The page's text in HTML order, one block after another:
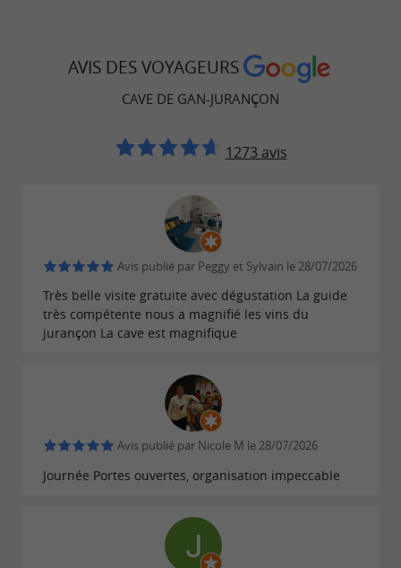
et de gastronomie !
Cave est idéalement située et facilement
pique-nique et son aire de service pour les
camping-cars. Soucieuse de faire valoir une
viticulture responsable et tournée vers l’avenir,
nous mettons en œuvre tout notre savoir-faire
pour vous proposer un voyage inoubliable au
pays du Jurançon.
L'abus d'alcool est dangereux pour la santé, à
consommer avec modération
AVIS DES VOYAGEURS
CAVE DE GAN-JURANÇON
1273 avis
Avis publié par Peggy et Sylvain le 28/07/2026
Très belle visite gratuite avec dégustation La guide
très compétente nous a magnifié les vins du
jurançon La cave est magnifique
Avis publié par Nicole M le 28/07/2026
Journée Portes ouvertes, organisation impeccable